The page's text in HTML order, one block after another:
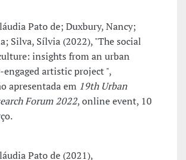
Pato de; Duxbury, Nancy;
Silva, Sílvia (2022), "The social
insights from an urban
artistic project ",
apresentada em 19th Urban
Forum 2022, online event, 10
Pato de (2021),